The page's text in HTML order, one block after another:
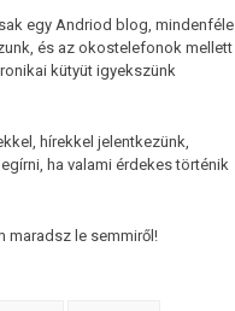
egy Andriod blog, mindenféle
és az okostelefonok mellett
kütyüt igyekszünk
hírekkel jelentkezünk,
ha valami érdekes történik
maradsz le semmiről!